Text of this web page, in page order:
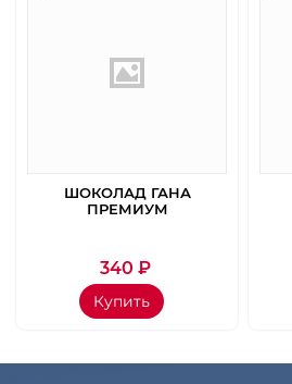
ШОКОЛАД ГАНА
ПРЕМИУМ
340 ₽
Купить